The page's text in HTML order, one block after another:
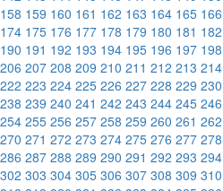
158 159 160 161 162 163 164 165 166
174 175 176 177 178 179 180 181 182
190 191 192 193 194 195 196 197 198
206 207 208 209 210 211 212 213 214
222 223 224 225 226 227 228 229 230
238 239 240 241 242 243 244 245 246
254 255 256 257 258 259 260 261 262
270 271 272 273 274 275 276 277 278
286 287 288 289 290 291 292 293 294
302 303 304 305 306 307 308 309 310